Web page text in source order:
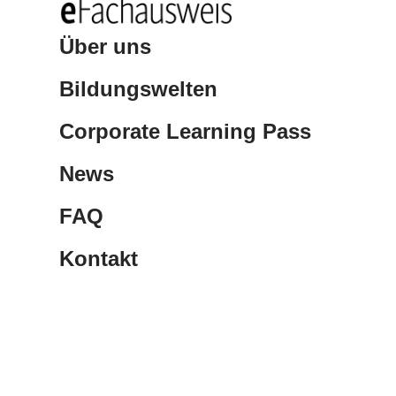
Über uns
Bildungswelten
Corporate Learning Pass
News
FAQ
Kontakt